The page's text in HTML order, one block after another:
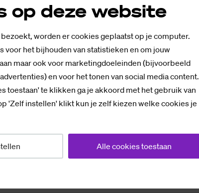
op deze website
worden er cookies geplaatst op je computer.
voor het bijhouden van statistieken en om jouw
maar ook voor marketingdoeleinden (bijvoorbeeld
en voor het tonen van social media content.
toestaan' te klikken ga je akkoord met het gebruik van
'Zelf instellen' klikt kun je zelf kiezen welke cookies je
Alle cookies toestaan